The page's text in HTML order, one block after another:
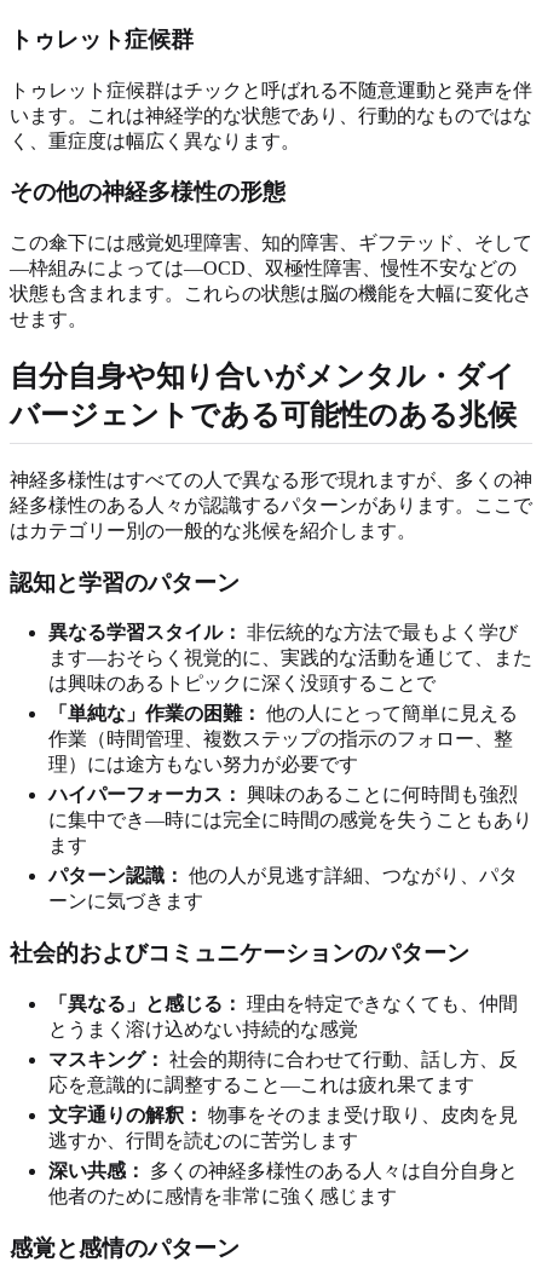
トゥレット症候群
トゥレット症候群はチックと呼ばれる不随意運動と発声を伴
います。これは神経学的な状態であり、行動的なものではな
く、重症度は幅広く異なります。
その他の神経多様性の形態
この傘下には感覚処理障害、知的障害、ギフテッド、そして
—枠組みによっては—OCD、双極性障害、慢性不安などの
状態も含まれます。これらの状態は脳の機能を大幅に変化さ
せます。
自分自身や知り合いがメンタル・ダイ
バージェントである可能性のある兆候
神経多様性はすべての人で異なる形で現れますが、多くの神
経多様性のある人々が認識するパターンがあります。ここで
はカテゴリー別の一般的な兆候を紹介します。
認知と学習のパターン
異なる学習スタイル： 非伝統的な方法で最もよく学び
ます—おそらく視覚的に、実践的な活動を通じて、また
は興味のあるトピックに深く没頭することで
「単純な」作業の困難： 他の人にとって簡単に見える
作業（時間管理、複数ステップの指示のフォロー、整
理）には途方もない努力が必要です
ハイパーフォーカス： 興味のあることに何時間も強烈
に集中でき—時には完全に時間の感覚を失うこともあり
ます
パターン認識： 他の人が見逃す詳細、つながり、パタ
ーンに気づきます
社会的およびコミュニケーションのパターン
「異なる」と感じる： 理由を特定できなくても、仲間
とうまく溶け込めない持続的な感覚
マスキング： 社会的期待に合わせて行動、話し方、反
応を意識的に調整すること—これは疲れ果てます
文字通りの解釈： 物事をそのまま受け取り、皮肉を見
逃すか、行間を読むのに苦労します
深い共感：
多くの神経多様性のある人々は自分自身と
他者のために感情を非常に強く感じます
感覚と感情のパターン